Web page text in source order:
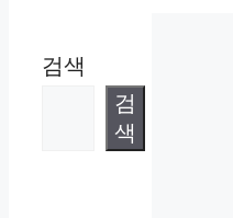
검색
검
색